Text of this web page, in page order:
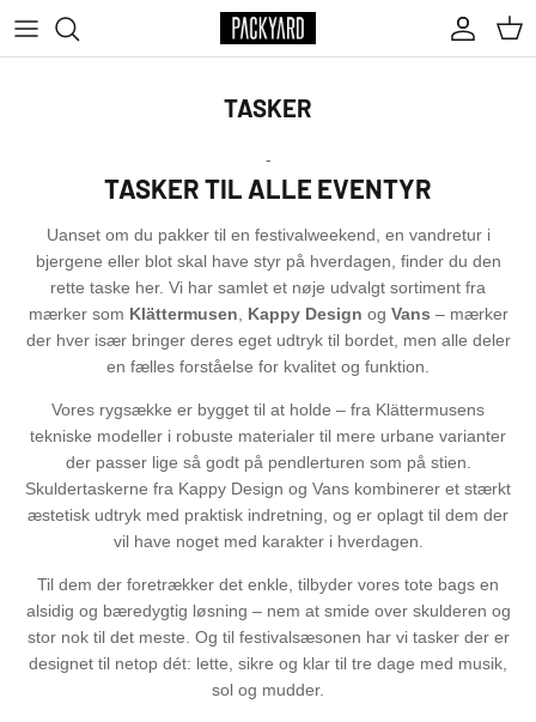
AccountKurv
TASKER
-
TASKER TIL ALLE EVENTYR
Uanset om du pakker til en festivalweekend, en vandretur i
bjergene eller blot skal have styr på hverdagen, finder du den
rette taske her. Vi har samlet et nøje udvalgt sortiment fra
mærker som Klättermusen, Kappy Design og Vans – mærker
der hver især bringer deres eget udtryk til bordet, men alle deler
en fælles forståelse for kvalitet og funktion.
Vores rygsække er bygget til at holde – fra Klättermusens
tekniske modeller i robuste materialer til mere urbane varianter
der passer lige så godt på pendlerturen som på stien.
Skuldertaskerne fra Kappy Design og Vans kombinerer et stærkt
æstetisk udtryk med praktisk indretning, og er oplagt til dem der
vil have noget med karakter i hverdagen.
Til dem der foretrækker det enkle, tilbyder vores tote bags en
alsidig og bæredygtig løsning – nem at smide over skulderen og
stor nok til det meste. Og til festivalsæsonen har vi tasker der er
designet til netop dét: lette, sikre og klar til tre dage med musik,
sol og mudder.